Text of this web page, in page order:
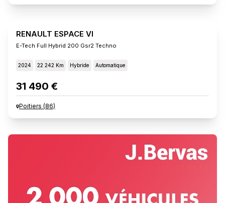
RENAULT ESPACE VI
E-Tech Full Hybrid 200 Gsr2 Techno
2024 22 242 Km Hybride Automatique
31 490 €
Poitiers (86)